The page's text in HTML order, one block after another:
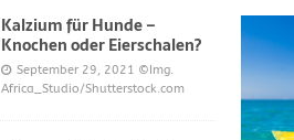
Kalzium für Hunde –
Knochen oder Eierschalen?
September 29, 2021 ©Img.
Africa_Studio/Shutterstock.com